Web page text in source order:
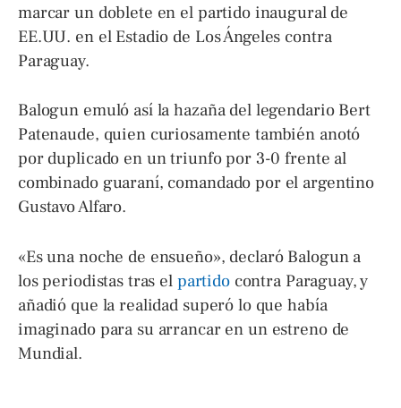
marcar un doblete en el partido inaugural de
EE.UU. en el Estadio de Los Ángeles contra
Paraguay.
Balogun emuló así la hazaña del legendario Bert
Patenaude, quien curiosamente también anotó
por duplicado en un triunfo por 3-0 frente al
combinado guaraní, comandado por el argentino
Gustavo Alfaro.
«Es una noche de ensueño», declaró Balogun a
los periodistas tras el partido contra Paraguay, y
añadió que la realidad superó lo que había
imaginado para su arrancar en un estreno de
Mundial.